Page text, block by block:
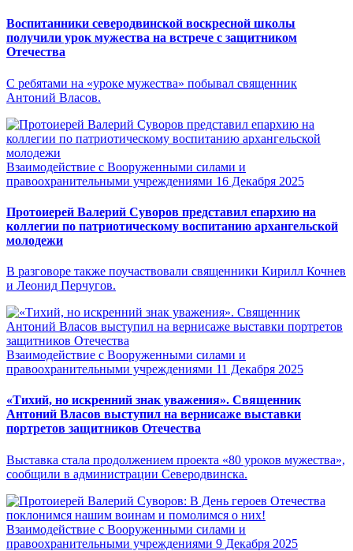
Воспитанники северодвинской воскресной школы
получили урок мужества на встрече с защитником
Отечества
С ребятами на «уроке мужества» побывал священник
Антоний Власов.
Взаимодействие с Вооруженными силами и
правоохранительными учреждениями 16 Декабря 2025
Протоиерей Валерий Суворов представил епархию на
коллегии по патриотическому воспитанию архангельской
молодежи
В разговоре также поучаствовали священники Кирилл Кочнев
и Леонид Перчугов.
Взаимодействие с Вооруженными силами и
правоохранительными учреждениями 11 Декабря 2025
«Тихий, но искренний знак уважения». Священник
Антоний Власов выступил на вернисаже выставки
портретов защитников Отечества
Выставка стала продолжением проекта «80 уроков мужества»,
сообщили в администрации Северодвинска.
Взаимодействие с Вооруженными силами и
правоохранительными учреждениями 9 Декабря 2025